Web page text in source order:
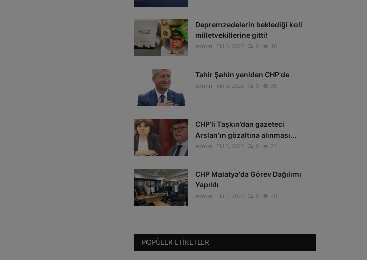
Depremzedelerin beklediği koli
milletvekillerine gitti!
admin Eki 3, 2023 0 16
Tahir Şahin yeniden CHP'de
admin Eki 3, 2023 0 35
CHP’li Taşkın’dan gazeteci
Arslan’ın gözaltına alınması...
admin Eki 3, 2023 0 23
CHP Malatya'da Görev Dağılımı
Yapıldı
admin Eki 3, 2023 0 40
POPÜLER ETIKETLER